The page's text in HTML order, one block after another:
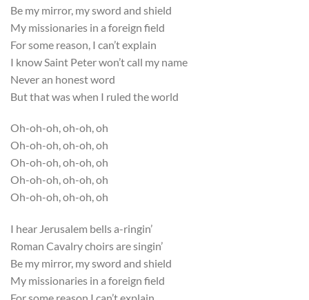
Be my mirror, my sword and shield
My missionaries in a foreign field
For some reason, I can’t explain
I know Saint Peter won’t call my name
Never an honest word
But that was when I ruled the world
Oh-oh-oh, oh-oh, oh
Oh-oh-oh, oh-oh, oh
Oh-oh-oh, oh-oh, oh
Oh-oh-oh, oh-oh, oh
Oh-oh-oh, oh-oh, oh
I hear Jerusalem bells a-ringin’
Roman Cavalry choirs are singin’
Be my mirror, my sword and shield
My missionaries in a foreign field